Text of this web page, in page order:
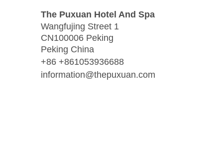
The Puxuan Hotel And Spa
Wangfujing Street 1
CN100006 Peking
Peking China
+86 +861053936688
information@thepuxuan.com